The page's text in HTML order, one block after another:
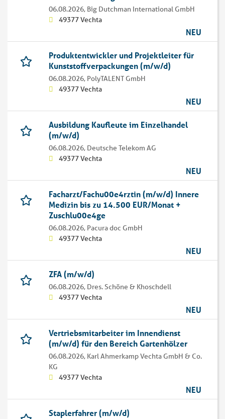
06.08.2026, Big Dutchman International GmbH
49377 Vechta
NEU
Produktentwickler und Projektleiter für
Kunststoffverpackungen (m/w/d)
06.08.2026, PolyTALENT GmbH
49377 Vechta
NEU
Ausbildung Kaufleute im Einzelhandel
(m/w/d)
06.08.2026, Deutsche Telekom AG
49377 Vechta
NEU
Facharzt/Fachu00e4rztin (m/w/d) Innere
Medizin bis zu 14.500 EUR/Monat +
Zuschlu00e4ge
06.08.2026, Pacura doc GmbH
49377 Vechta
NEU
ZFA (m/w/d)
06.08.2026, Dres. Schöne & Khoschdell
49377 Vechta
NEU
Vertriebsmitarbeiter im Innendienst
(m/w/d) für den Bereich Gartenhölzer
06.08.2026, Karl Ahmerkamp Vechta GmbH & Co.
KG
49377 Vechta
NEU
Staplerfahrer (m/w/d)